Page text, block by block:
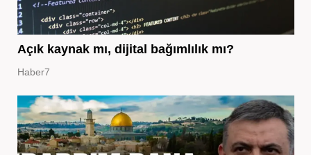
Açık kaynak mı, dijital bağımlılık mı?
Haber7